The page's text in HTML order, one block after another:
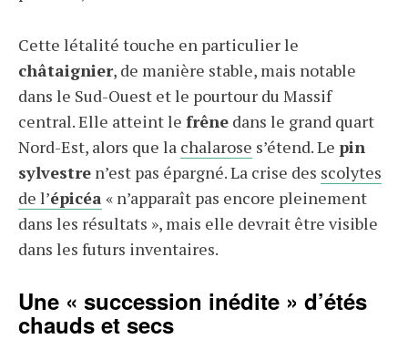
Cette létalité touche en particulier le
châtaignier, de manière stable, mais notable
dans le Sud-Ouest et le pourtour du Massif
central. Elle atteint le frêne dans le grand quart
Nord-Est, alors que la chalarose s’étend. Le pin
sylvestre n’est pas épargné. La crise des scolytes
de l’épicéa « n’apparaît pas encore pleinement
dans les résultats », mais elle devrait être visible
dans les futurs inventaires.
Une « succession inédite » d’étés
chauds et secs